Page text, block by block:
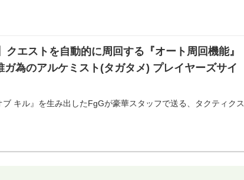
クエストを自動的に周回する『オート周回機能』
ガ為のアルケミスト(タガタメ) プレイヤーズサイ
ブ キル』を生み出したFgGが豪華スタッフで送る、タクティクス